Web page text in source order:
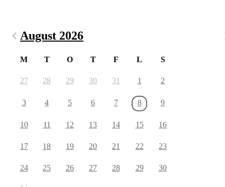
August 2026
M T O T F L S
27 28 29 30 31 1 2
3 4 5 6 7 8 9
10 11 12 13 14 15 16
17 18 19 20 21 22 23
24 25 26 27 28 29 30